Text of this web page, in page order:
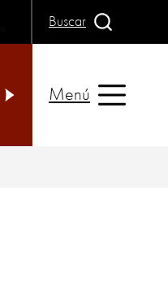
Buscar
Menú